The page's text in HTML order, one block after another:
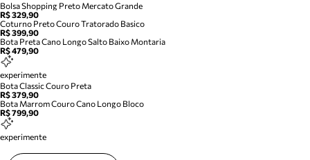
Bolsa Shopping Preto Mercato Grande
R$ 329,90
Coturno Preto Couro Tratorado Basico
R$ 399,90
Bota Preta Cano Longo Salto Baixo Montaria
R$ 479,90
experimente
Bota Classic Couro Preta
R$ 379,90
Bota Marrom Couro Cano Longo Bloco
R$ 799,90
experimente